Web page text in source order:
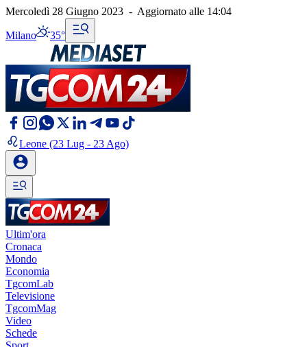
Mercoledì 28 Giugno 2023 - Aggiornato alle 14:04
Milano 35°
Leone (23 Lug - 23 Ago)
Ultim'ora
Cronaca
Mondo
Economia
TgcomLab
Televisione
TgcomMag
Video
Schede